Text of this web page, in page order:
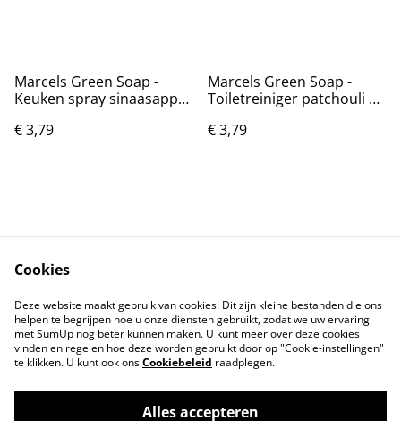
Marcels Green Soap -
Keuken spray sinaasappel
€ 3,79
Marcels Green Soap -
Toiletreiniger patchouli en
€ 3,79
Contact
Voorwaarden
Privacybeleid
Cookiebeleid
Cookies
Deze website maakt gebruik van cookies. Dit zijn kleine bestanden die ons
helpen te begrijpen hoe u onze diensten gebruikt, zodat we uw ervaring
met SumUp nog beter kunnen maken. U kunt meer over deze cookies
vinden en regelen hoe deze worden gebruikt door op "Cookie-instellingen"
te klikken. U kunt ook onsCookiebeleid raadplegen.
Alles accepteren